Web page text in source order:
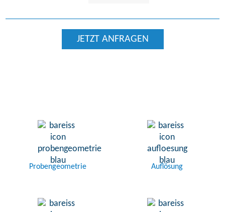
JETZT ANFRAGEN
Probengeometrie Auflösung